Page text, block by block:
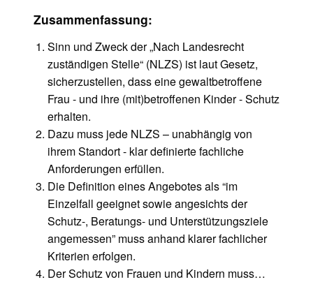
Zusammenfassung:
Sinn und Zweck der „Nach Landesrecht
zuständigen Stelle“ (NLZS) ist laut Gesetz,
sicherzustellen, dass eine gewaltbetroffene
Frau - und ihre (mit)betroffenen Kinder - Schutz
erhalten.
Dazu muss jede NLZS – unabhängig von
ihrem Standort - klar definierte fachliche
Anforderungen erfüllen.
Die Definition eines Angebotes als “im
Einzelfall geeignet sowie angesichts der
Schutz-, Beratungs- und Unterstützungsziele
angemessen” muss anhand klarer fachlicher
Kriterien erfolgen.
Der Schutz von Frauen und Kindern muss…